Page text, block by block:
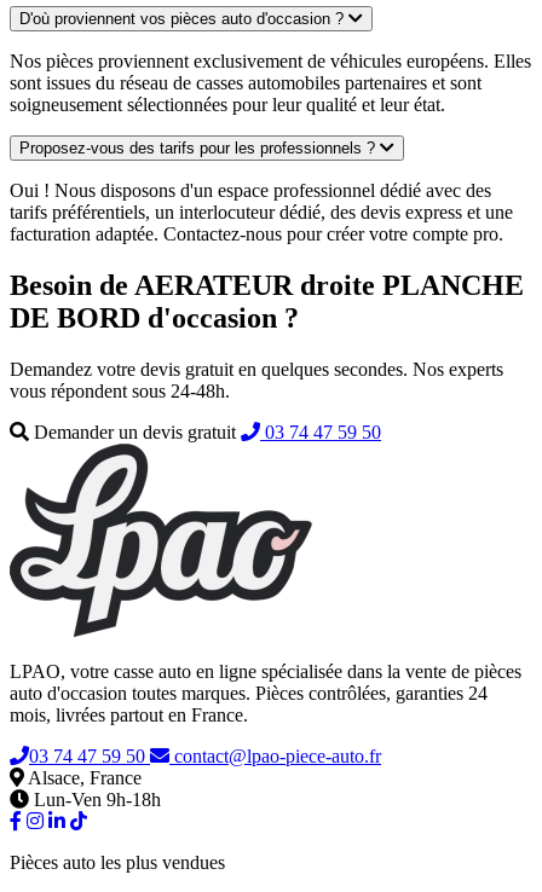
D'où proviennent vos pièces auto d'occasion ?
Nos pièces proviennent exclusivement de véhicules européens. Elles
sont issues du réseau de casses automobiles partenaires et sont
soigneusement sélectionnées pour leur qualité et leur état.
Proposez-vous des tarifs pour les professionnels ?
Oui ! Nous disposons d'un espace professionnel dédié avec des
tarifs préférentiels, un interlocuteur dédié, des devis express et une
facturation adaptée. Contactez-nous pour créer votre compte pro.
Besoin de AERATEUR droite PLANCHE
DE BORD d'occasion ?
Demandez votre devis gratuit en quelques secondes. Nos experts
vous répondent sous 24-48h.
Demander un devis gratuit
03 74 47 59 50
LPAO, votre casse auto en ligne spécialisée dans la vente de pièces
auto d'occasion toutes marques. Pièces contrôlées, garanties 24
mois, livrées partout en France.
03 74 47 59 50
contact@lpao-piece-auto.fr
Alsace, France
Lun-Ven 9h-18h
Pièces auto les plus vendues